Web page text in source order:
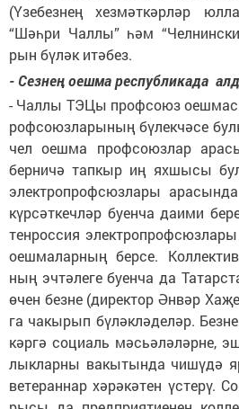
(Үзе­без­нең хез­мәт­кәр­ләр
“Шәһ­ри Чал­лы” һәм
рын бү­ләк итә­без.
- Сез­нең оеш­ма рес­пуб­ли­ка­да
- Чал­лы ТЭ­Цы проф­со­юз
роф­со­юз­ла­ры­ның бү­лек­чә­се
чел оеш­ма проф­со­юз­лар
бер­ни­чә тап­кыр иң ях­шы­сы
элек­троп­роф­сюз­ла­ры
күр­сәт­кеч­ләр бу­ен­ча да­и­ми
тен­рос­сия
оеш­ма­лар­ның бер­се.
ның эч­тә­ле­ге бу­ен­ча да
өчен без­не (ди­рек­тор Ән­вәр
га ча­кы­рып бү­ләк­лә­де­ләр.
кәр­гә со­ци­аль мәсь­ә­лә­ләр­не,
лык­лар­ны ва­кы­тын­да чи­шү­дә
ве­те­ран­нар хә­рә­кә­тен үс­те­рү.